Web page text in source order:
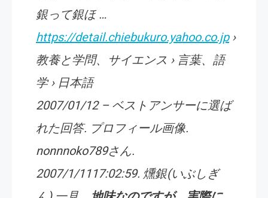
銀って銀ほ …
https://detail.chiebukuro.yahoo.co.jp›
教養と学問、サイエンス › 言葉、語
学 › 日本語
2007/01/12 – ベストアンサーに選ば
れた回答. プロフィール画像.
nonnnoko789さん.
2007/1/1117:02:59. 燻銀(いぶしぎ